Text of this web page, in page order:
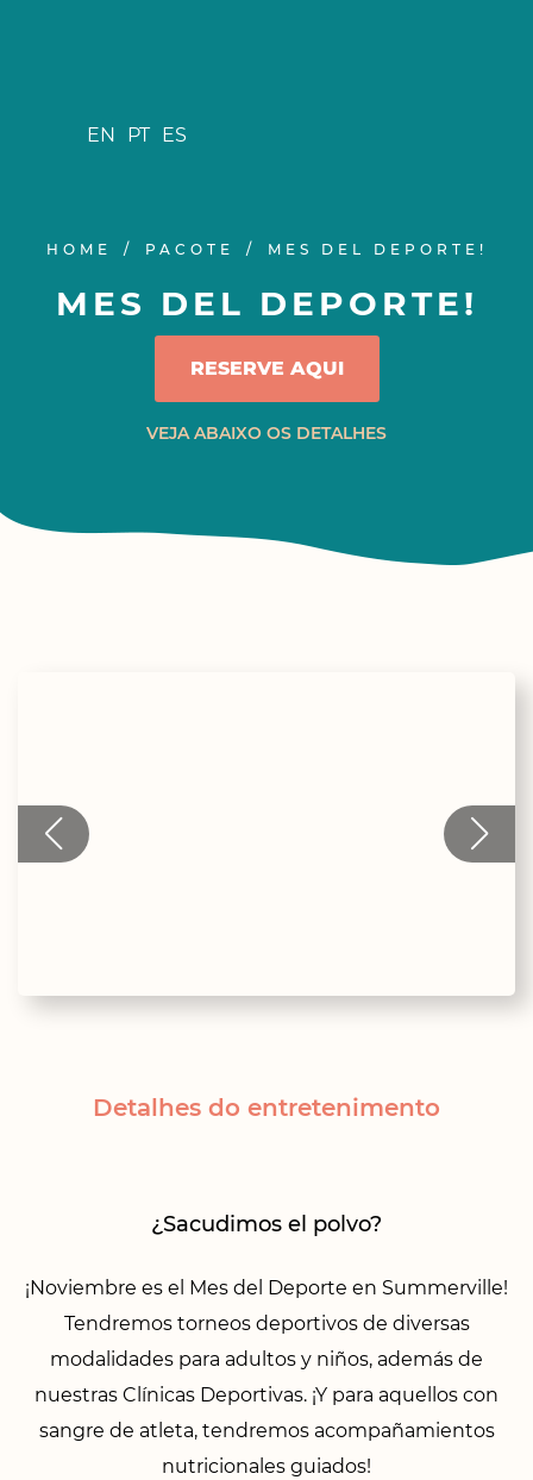
EN PT ES
HOME PACOTE MES DEL DEPORTE!
MES DEL DEPORTE!
RESERVE AQUI
VEJA ABAIXO OS DETALHES
Detalhes do entretenimento
¿Sacudimos el polvo?
¡Noviembre es el Mes del Deporte en Summerville!
Tendremos torneos deportivos de diversas
modalidades para adultos y niños, además de
nuestras Clínicas Deportivas. ¡Y para aquellos con
sangre de atleta, tendremos acompañamientos
nutricionales guiados!